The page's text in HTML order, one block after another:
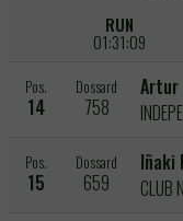
RUN
01:31:09
Pos.
14
Dossard
758
Artur
Pos.
15
Dossard
659
Iñaki
CLUB